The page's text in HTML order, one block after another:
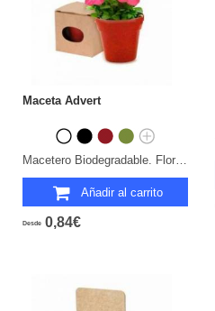
Maceta Advert
Macetero Biodegradable. Flores Colores Surtidos. 5-8 Semillas de Petunia Incluidas.
Añadir al carrito
Desde 0,84€